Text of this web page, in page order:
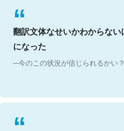
翻訳文体なせいかわからな
になった
─今のこの状況が信じられるかい
彼もまた「努力できる才能」